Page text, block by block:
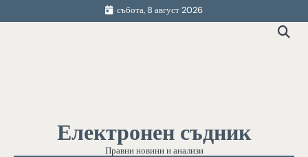
to
събота, 8 август 2026
Електронен съдник
Правни новини и анализи